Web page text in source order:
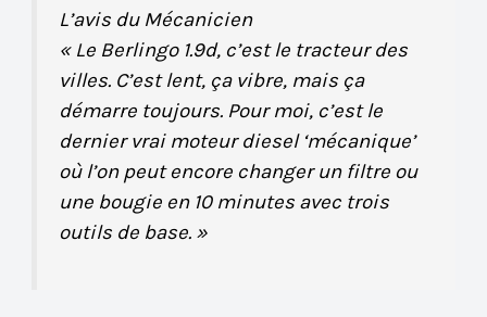
L’avis du Mécanicien
« Le Berlingo 1.9d, c’est le tracteur des
villes. C’est lent, ça vibre, mais ça
démarre toujours. Pour moi, c’est le
dernier vrai moteur diesel ‘mécanique’
où l’on peut encore changer un filtre ou
une bougie en 10 minutes avec trois
outils de base. »